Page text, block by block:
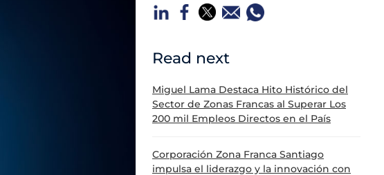
Read next
Miguel Lama Destaca Hito Histórico del
Sector de Zonas Francas al Superar Los
200 mil Empleos Directos en el País
Corporación Zona Franca Santiago
impulsa el liderazgo y la innovación con